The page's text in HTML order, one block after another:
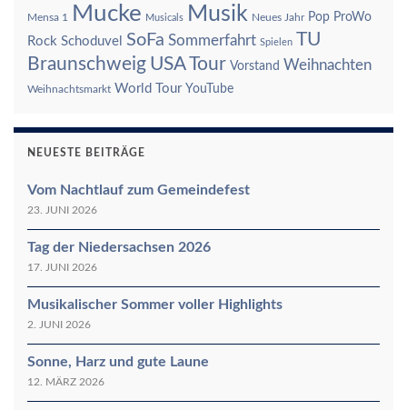
Mensa 1 Mucke Musicals Musik Neues Jahr Pop ProWo
Rock Schoduvel SoFa Sommerfahrt Spielen TU
Braunschweig USA Tour Vorstand Weihnachten
Weihnachtsmarkt World Tour YouTube
NEUESTE BEITRÄGE
Vom Nachtlauf zum Gemeindefest
23. JUNI 2026
Tag der Niedersachsen 2026
17. JUNI 2026
Musikalischer Sommer voller Highlights
2. JUNI 2026
Sonne, Harz und gute Laune
12. MÄRZ 2026